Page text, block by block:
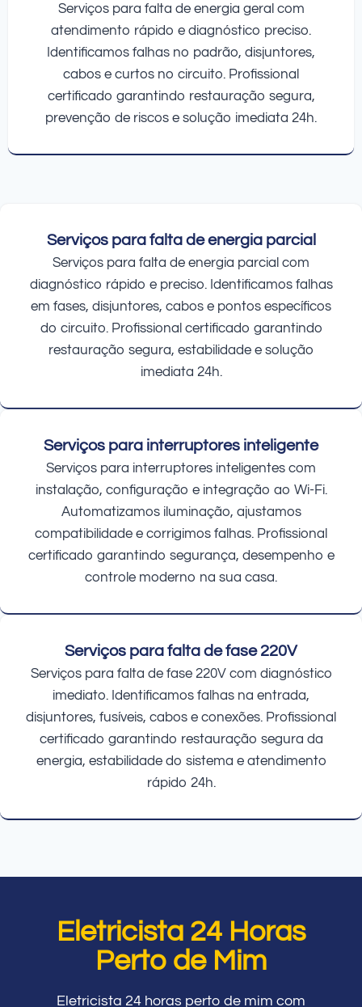
Serviços para falta de energia geral com
atendimento rápido e diagnóstico preciso.
Identificamos falhas no padrão, disjuntores,
cabos e curtos no circuito. Profissional
certificado garantindo restauração segura,
prevenção de riscos e solução imediata 24h.
Serviços para falta de energia parcial
Serviços para falta de energia parcial com
diagnóstico rápido e preciso. Identificamos falhas
em fases, disjuntores, cabos e pontos específicos
do circuito. Profissional certificado garantindo
restauração segura, estabilidade e solução
imediata 24h.
Serviços para interruptores inteligente
Serviços para interruptores inteligentes com
instalação, configuração e integração ao Wi-Fi.
Automatizamos iluminação, ajustamos
compatibilidade e corrigimos falhas. Profissional
certificado garantindo segurança, desempenho e
controle moderno na sua casa.
Serviços para falta de fase 220V
Serviços para falta de fase 220V com diagnóstico
imediato. Identificamos falhas na entrada,
disjuntores, fusíveis, cabos e conexões. Profissional
certificado garantindo restauração segura da
energia, estabilidade do sistema e atendimento
rápido 24h.
Eletricista 24 Horas
Perto de Mim
Eletricista 24 horas perto de mim com